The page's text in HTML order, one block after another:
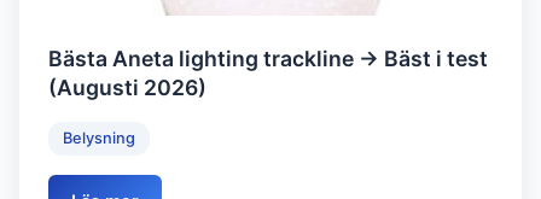
Bästa Aneta lighting trackline → Bäst i test
(Augusti 2026)
Belysning